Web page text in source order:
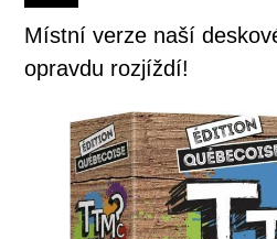
Místní verze naší
opravdu rozjíždí!